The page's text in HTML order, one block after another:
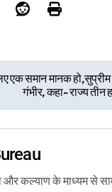
एक समान मानक हो,सुप्रीम
गंभीर, कहा- राज्य तीन
और कल्याण के माध्यम से